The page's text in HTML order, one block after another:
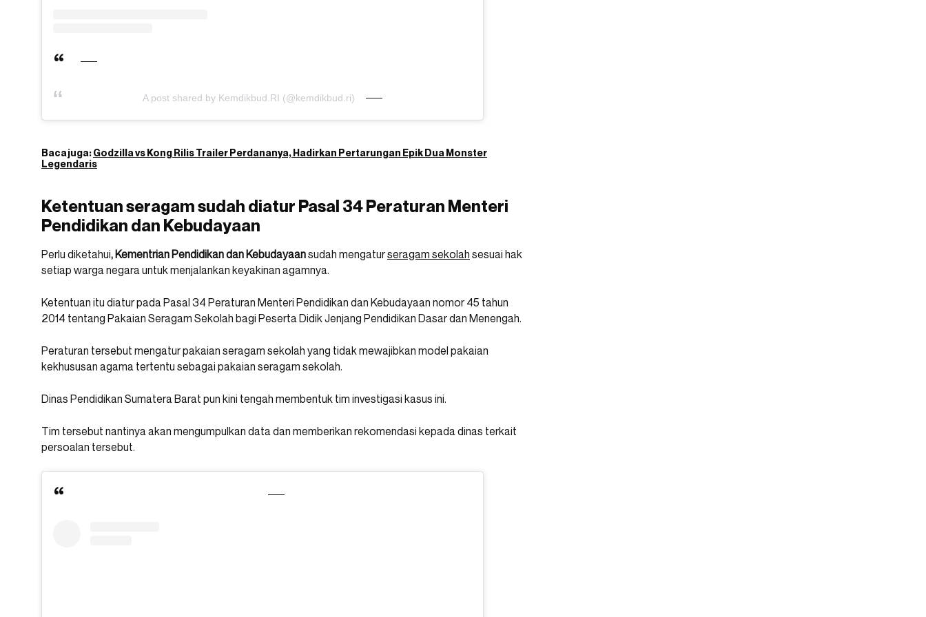
A post shared by Kemdikbud.RI (@kemdikbud.ri)
Baca juga:Godzilla vs Kong Rilis Trailer Perdananya, Hadirkan Pertarungan Epik Dua Monster
Legendaris
Ketentuan seragam sudah diatur Pasal 34 Peraturan Menteri
Pendidikan dan Kebudayaan
Perlu diketahui, Kementrian Pendidikan dan Kebudayaansudah mengaturseragam sekolah sesuai hak
setiap warga negara untuk menjalankan keyakinan agamnya.
Ketentuan itu diatur pada Pasal 34 Peraturan Menteri Pendidikan dan Kebudayaan nomor 45 tahun
2014 tentang Pakaian Seragam Sekolah bagi Peserta Didik Jenjang Pendidikan Dasar dan Menengah.
Peraturan tersebut mengatur pakaian seragam sekolah yang tidak mewajibkan model pakaian
kekhususan agama tertentu sebagai pakaian seragam sekolah.
Dinas Pendidikan Sumatera Barat pun kini tengah membentuk tim investigasi kasus ini.
Tim tersebut nantinya akan mengumpulkan data dan memberikan rekomendasi kepada dinas terkait
persoalan tersebut.